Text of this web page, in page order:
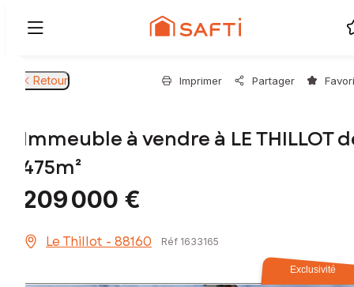
Retour Imprimer Partager
Immeuble à vendre à LE THILLOT
475m²
209 000 €
Le Thillot - 88160 Réf 1633165
Exclusivité